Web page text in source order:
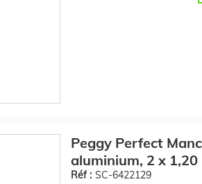
Peggy Perfect
aluminium, 2 x 1,20
Réf : SC-6422129